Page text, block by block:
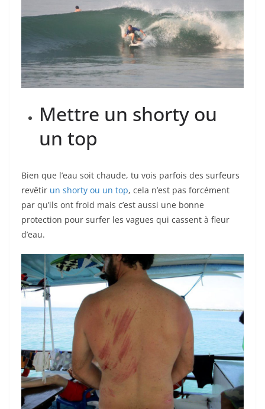
Mettre un shorty ou
un top
Bien que l’eau soit chaude, tu vois parfois des surfeurs
revêtir un shorty ou un top, cela n’est pas forcément
par qu’ils ont froid mais c’est aussi une bonne
protection pour surfer les vagues qui cassent à fleur
d’eau.